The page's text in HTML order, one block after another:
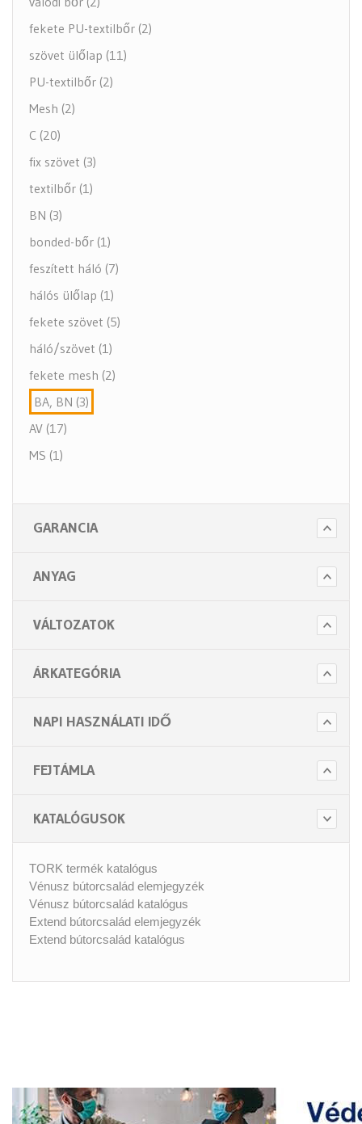
fekete PU-textilbőr (2)
szövet ülőlap (11)
PU-textilbőr (2)
Mesh (2)
C (20)
fix szövet (3)
textilbőr (1)
BN (3)
bonded-bőr (1)
feszített háló (7)
hálós ülőlap (1)
fekete szövet (5)
háló/szövet (1)
fekete mesh (2)
BA, BN (3)
AV (17)
MS (1)
GARANCIA
ANYAG
VÁLTOZATOK
ÁRKATEGÓRIA
NAPI HASZNÁLATI IDŐ
FEJTÁMLA
KATALÓGUSOK
TORK termék katalógus
Vénusz bútorcsalád elemjegyzék
Vénusz bútorcsalád katalógus
Extend bútorcsalád elemjegyzék
Extend bútorcsalád katalógus